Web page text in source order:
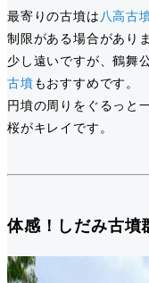
最寄りの古墳は 八高古
制限がある場合がありま
少し遠いですが、鶴舞
古墳もおすすめです。
円墳の周りをぐるっと
桜がキレイです。
体感！しだみ古墳